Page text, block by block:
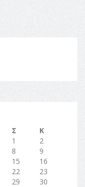
Σ
Κ
1
2
8
9
15
16
22
23
29
30